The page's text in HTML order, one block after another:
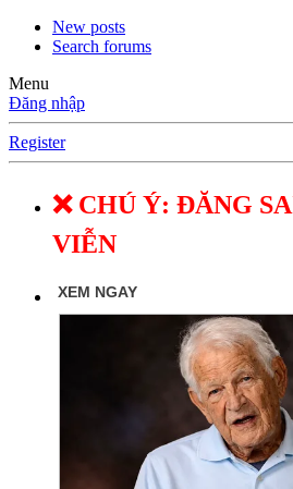
New posts
Search forums
Menu
Đăng nhập
Register
❌ CHÚ Ý: ĐĂNG
VIỄN